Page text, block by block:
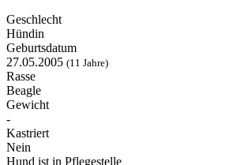
Geschlecht
Hündin
Geburtsdatum
27.05.2005 (11 Jahre)
Rasse
Beagle
Gewicht
-
Kastriert
Nein
Hund ist in Pflegestelle